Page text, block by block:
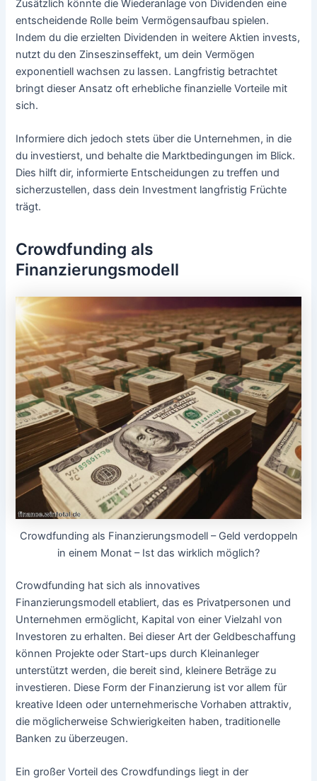
Zusätzlich könnte die Wiederanlage von Dividenden eine
entscheidende Rolle beim Vermögensaufbau spielen.
Indem du die erzielten Dividenden in weitere Aktien invests,
nutzt du den Zinseszinseffekt, um dein Vermögen
exponentiell wachsen zu lassen. Langfristig betrachtet
bringt dieser Ansatz oft erhebliche finanzielle Vorteile mit
sich.
Informiere dich jedoch stets über die Unternehmen, in die
du investierst, und behalte die Marktbedingungen im Blick.
Dies hilft dir, informierte Entscheidungen zu treffen und
sicherzustellen, dass dein Investment langfristig Früchte
trägt.
Crowdfunding als
Finanzierungsmodell
Crowdfunding als Finanzierungsmodell – Geld verdoppeln
in einem Monat – Ist das wirklich möglich?
Crowdfunding hat sich als innovatives
Finanzierungsmodell etabliert, das es Privatpersonen und
Unternehmen ermöglicht, Kapital von einer Vielzahl von
Investoren zu erhalten. Bei dieser Art der Geldbeschaffung
können Projekte oder Start-ups durch Kleinanleger
unterstützt werden, die bereit sind, kleinere Beträge zu
investieren. Diese Form der Finanzierung ist vor allem für
kreative Ideen oder unternehmerische Vorhaben attraktiv,
die möglicherweise Schwierigkeiten haben, traditionelle
Banken zu überzeugen.
Ein großer Vorteil des Crowdfundings liegt in der